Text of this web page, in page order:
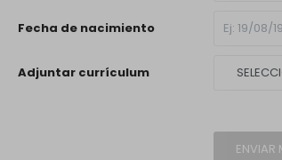
Fecha de nacimiento
Adjuntar currículum
ENVIAR